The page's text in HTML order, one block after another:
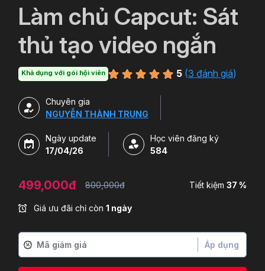
Làm chủ Capcut: Sát
thủ tạo video ngắn
Khả dụng với gói hội viên 5 (3 đánh giá)
Chuyên gia
NGUYỄN THÀNH TRUNG
Ngày update
17/04/26
Học viên đăng ký
584
499,000đ 800,000đ Tiết kiệm 37 %
Giá ưu đãi chỉ còn 1 ngày
Áp dụng